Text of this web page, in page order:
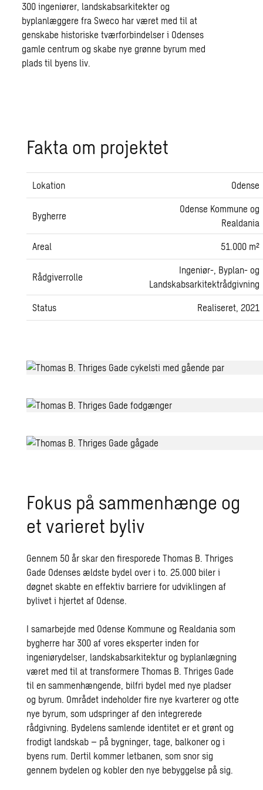
300 ingeniører, landskabsarkitekter og
byplanlæggere fra Sweco har været med til at
genskabe historiske tværforbindelser i Odenses
gamle centrum og skabe nye grønne byrum med
plads til byens liv.
Fakta om pro­jek­tet
Lokation Odense
Bygherre
Odense Kommune og
Realdania
Areal 51.000 m²
Rådgiverrolle
Ingeniør-, Byplan- og
Landskabsarkitektrådgivning
Status Realiseret, 2021
Fokus på sammenhænge og
et varieret byliv
Gennem 50 år skar den firesporede Thomas B. Thriges
Gade Odenses ældste bydel over i to. 25.000 biler i
døgnet skabte en effektiv barriere for udviklingen af
bylivet i hjertet af Odense.
I samarbejde med Odense Kommune og Realdania som
bygherre har 300 af vores eksperter inden for
ingeniørydelser, landskabsarkitektur og byplanlægning
været med til at transformere Thomas B. Thriges Gade
til en sammenhængende, bilfri bydel med nye pladser
og byrum. Området indeholder fire nye kvarterer og otte
nye byrum, som udspringer af denintegrerede
rådgivning . Bydelens samlende identitet er et grønt og
frodigt landskab – på bygninger, tage, balkoner og i
byens rum. Dertil kommer letbanen, som snor sig
gennem bydelen og kobler den nye bebyggelse på sig.